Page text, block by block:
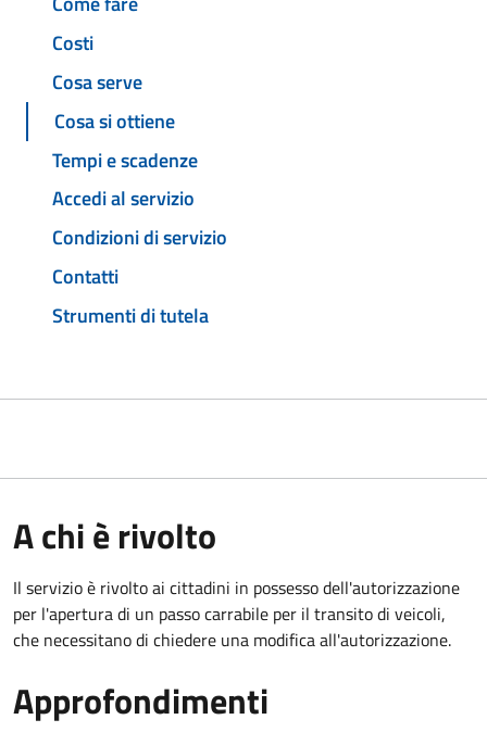
Costi
Cosa serve
Cosa si ottiene
Tempi e scadenze
Accedi al servizio
Condizioni di servizio
Contatti
Strumenti di tutela
A chi è rivolto
Il servizio è rivolto ai cittadini in possesso dell'autorizzazione
per l'apertura di un passo carrabile per il transito di veicoli,
che necessitano di chiedere una modifica all'autorizzazione.
Approfondimenti